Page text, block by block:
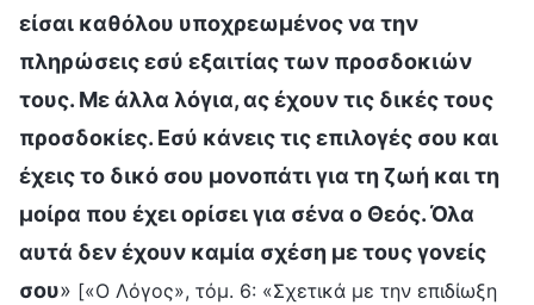
είσαι καθόλου υποχρεωμένος να την
πληρώσεις εσύ εξαιτίας των προσδοκιών
τους. Με άλλα λόγια, ας έχουν τις δικές τους
προσδοκίες. Εσύ κάνεις τις επιλογές σου και
έχεις το δικό σου μονοπάτι για τη ζωή και τη
μοίρα που έχει ορίσει για σένα ο Θεός. Όλα
αυτά δεν έχουν καμία σχέση με τους γονείς
σου» [«Ο Λόγος», τόμ. 6: «Σχετικά με την επιδίωξη